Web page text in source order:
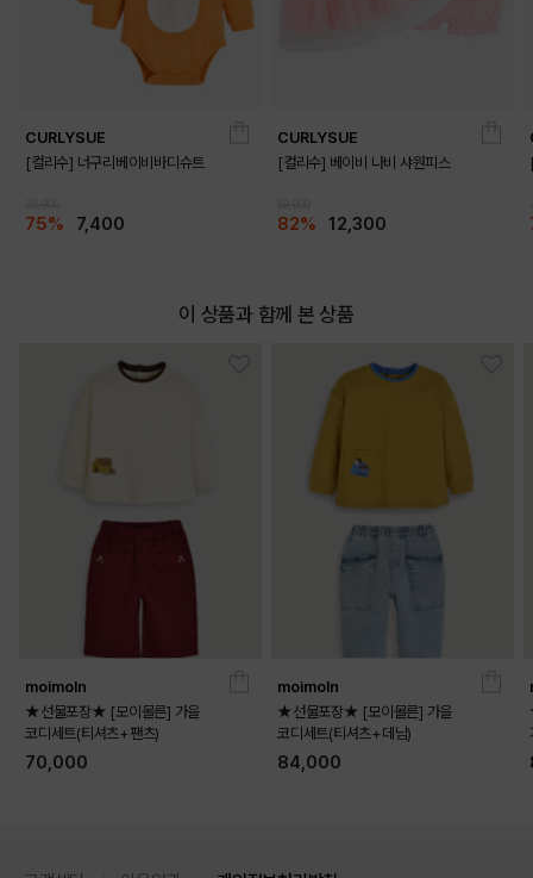
CURLYSUE
[컬리수] 너구리베이비바디슈트
75% 7,400
CURLYSUE
[컬리수] 베이비 나비 샤원피스
82% 12,300
이 상품과 함께 본 상품
moimoln
★선물포장★ [모이몰른] 가을
코디세트(티셔츠+팬츠)
70,000
moimoln
★선물포장★ [모이몰른] 가을
코디세트(티셔츠+데님)
84,000